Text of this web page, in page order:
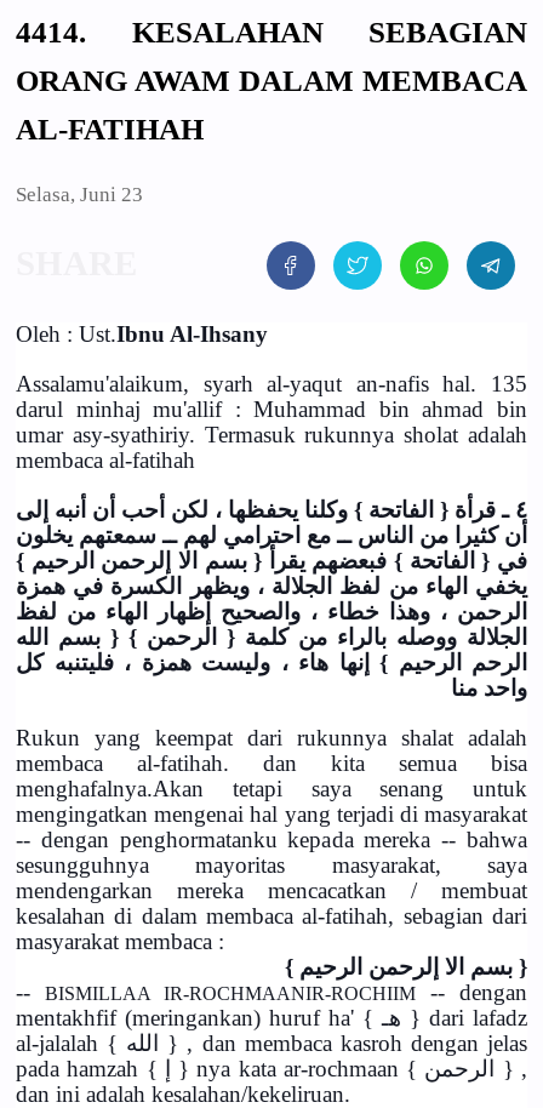
4414. KESALAHAN SEBAGIAN
ORANG AWAM DALAM MEMBACA
AL-FATIHAH
Selasa, Juni 23
Oleh : Ust.Ibnu Al-Ihsany
Assalamu'alaikum, syarh al-yaqut an-nafis hal. 135
darul minhaj mu'allif : Muhammad bin ahmad bin
umar asy-syathiriy. Termasuk rukunnya sholat adalah
membaca al-fatihah
٤ ـ قرأة { الفاتحة } وكلنا يحفظها ، لكن أحب أن أنبه إلى
أن كثيرا من الناس ــ مع احترامي لهم ــ سمعتهم يخلون
في { الفاتحة } فبعضهم يقرأ { بسم الا إلرحمن الرحيم }
يخفي الهاء من لفظ الجلالة ، ويظهر الكسرة في همزة
الرحمن ، وهذا خطاء ، والصحيح إظهار الهاء من لفظ
الجلالة ووصله بالراء من كلمة { الرحمن } { بسم الله
الرحم الرحيم } إنها هاء ، وليست همزة ، فليتنبه كل
واحد منا
Rukun yang keempat dari rukunnya shalat adalah
membaca al-fatihah. dan kita semua bisa
menghafalnya.Akan tetapi saya senang untuk
mengingatkan mengenai hal yang terjadi di masyarakat
-- dengan penghormatanku kepada mereka -- bahwa
sesungguhnya mayoritas masyarakat, saya
mendengarkan mereka mencacatkan / membuat
kesalahan di dalam membaca al-fatihah, sebagian dari
masyarakat membaca :
{ بسم الا إلرحمن الرحيم }
--
BISMILLAA IR-ROCHMAANIR-ROCHIIM
-- dengan
mentakhfif (meringankan) huruf ha' { هـ } dari lafadz
al-jalalah { الله } , dan membaca kasroh dengan jelas
pada hamzah { إ } nya kata ar-rochmaan { الرحمن } ,
dan ini adalah kesalahan/kekeliruan.